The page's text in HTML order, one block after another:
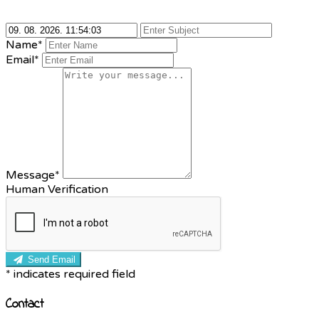
Name*
Email*
Message*
Human Verification
Send Email
* indicates required field
Contact